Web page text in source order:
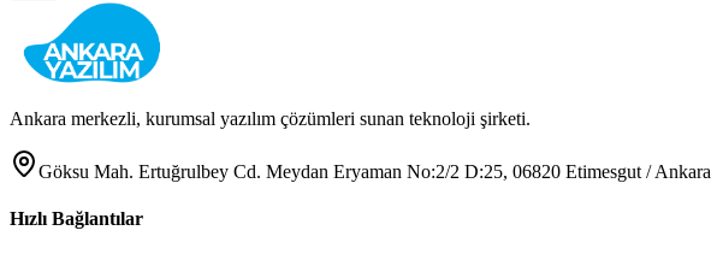
Ankara merkezli, kurumsal yazılım çözümleri sunan teknoloji şirketi.
Göksu Mah. Ertuğrulbey Cd. Meydan Eryaman No:2/2 D:25, 06820 Etimesgut / Ankara
Hızlı Bağlantılar